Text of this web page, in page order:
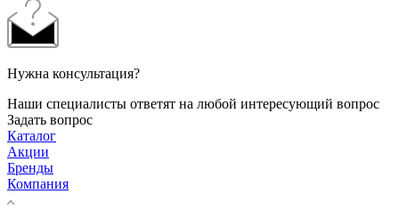
Нужна консультация?
Наши специалисты ответят на любой интересующий вопрос
Задать вопрос
Каталог
Акции
Бренды
Компания